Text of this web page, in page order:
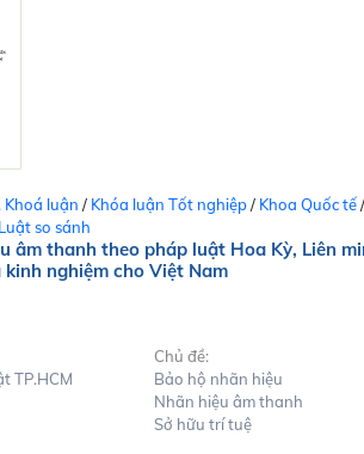
Khoá luận / Khóa luận Tốt nghiệp/ Khoa Quốc tế/
so sánh
âm thanh theo pháp luật Hoa Kỳ, Liên
nghiệm cho Việt Nam
TP.HCM
Chủ đề:
Bảo hộ nhãn hiệu
Nhãn hiệu âm thanh
Sở hữu trí tuệ